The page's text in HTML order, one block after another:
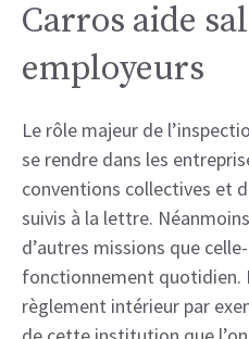
Carros aide
employeurs
Le rôle majeur de
se rendre dans les
conventions collectives et
suivis à la lettre.
d’autres missions que
fonctionnement quotidien.
règlement intérieur par